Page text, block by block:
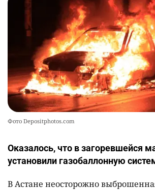
Фото Depositphotos.com
Оказалось, что в загоревшейся
установили газобаллонную
В Астане неосторожно